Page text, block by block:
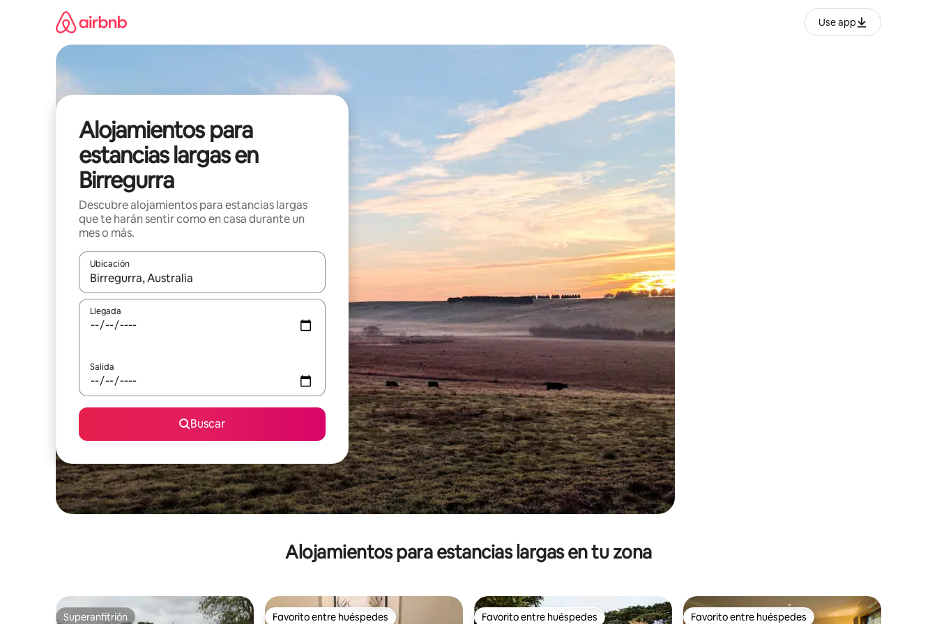
Use app
Alojamientos para
estancias largas en
Birregurra
Descubre alojamientos para estancias largas
que te harán sentir como en casa durante un
mes o más.
Ubicación
Cuando los resultados estén disponibles, podrás navegar usando las teclas de las flechas hacia arriba y hacia abajo, o bien tocando y deslizando la pantalla.
Llegada
Salida
Buscar
Alojamientos para estancias largas en tu zona
Superanfitrión Favorito entre huéspedes Favorito entre huéspedes Favorito entre huéspedes